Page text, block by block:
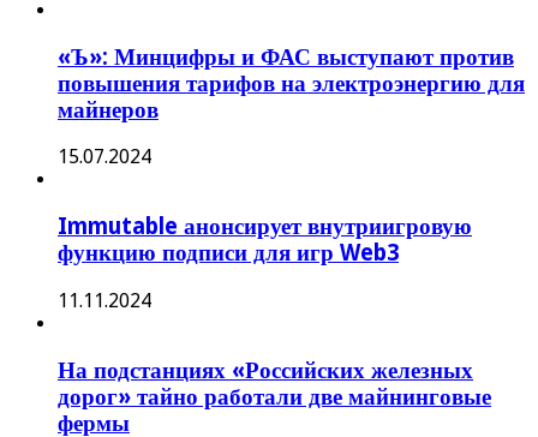
«Ъ»: Минцифры и ФАС выступают против
повышения тарифов на электроэнергию для
майнеров
15.07.2024
Immutable анонсирует внутриигровую
функцию подписи для игр Web3
11.11.2024
На подстанциях «Российских железных
дорог» тайно работали две майнинговые
фермы